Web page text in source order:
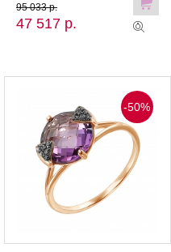
47 517 р.
95 033 р.
-50%